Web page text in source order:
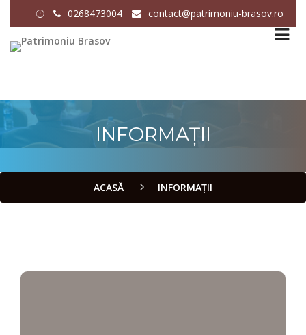
0268473004 contact@patrimoniu-brasov.ro
INFORMAȚII
ACASĂ INFORMAȚII